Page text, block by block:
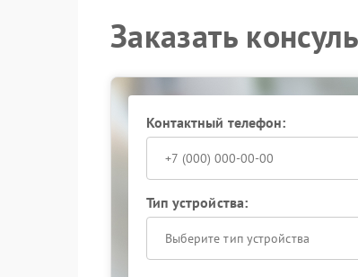
Заказать
Контактный телефон:
Тип устройства:
Выберите тип устройства